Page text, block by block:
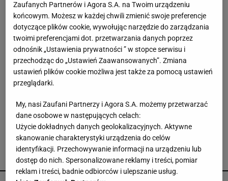
Rolnikowi, który rozrył asfalt w Gliwicach, grozi
nawet 10 lat więzienia
Jajka w parlamencie. Premier Kosowa
zaatakowany podczas obrad
Monroe poprawiała urodę? Dokumentacja
rozwiewa wątpliwości
POLECAMY
Zaufanych Partnerów i Agora S.A. na Twoim urządzeniu
końcowym. Możesz w każdej chwili zmienić swoje preferencje
dotyczące plików cookie, wywołując narzędzie do zarządzania
twoimi preferencjami dot. przetwarzania danych poprzez
odnośnik „Ustawienia prywatności ” w stopce serwisu i
przechodząc do „Ustawień Zaawansowanych”. Zmiana
ustawień plików cookie możliwa jest także za pomocą ustawień
przeglądarki.
My, nasi Zaufani Partnerzy i Agora S.A. możemy przetwarzać
dane osobowe w następujących celach:
Użycie dokładnych danych geolokalizacyjnych. Aktywne
skanowanie charakterystyki urządzenia do celów
identyfikacji. Przechowywanie informacji na urządzeniu lub
dostęp do nich. Spersonalizowane reklamy i treści, pomiar
reklam i treści, badnie odbiorców i ulepszanie usług.